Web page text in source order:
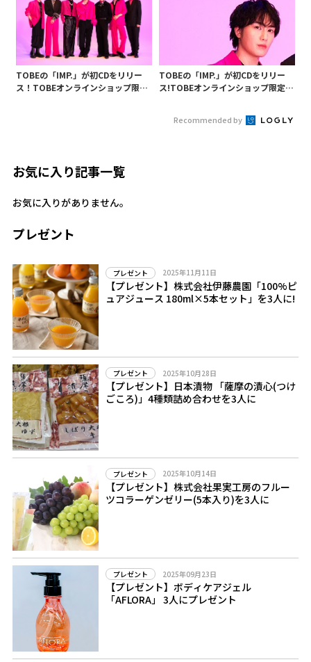
TOBEの「IMP.」が初CDをリリー
ス！TOBEオンラインショップ限定
TOBEの「IMP.」が初CDをリリー
ス!TOBEオンラインショップ限定で
Recommended by
お気に入り記事一覧
お気に入りがありません。
プレゼント
プレゼント 2025年11月11日
【プレゼント】株式会社伊藤農園「100%ピ
ュアジュース 180ml×5本セット」を3人に!
プレゼント 2025年10月28日
【プレゼント】日本漬物 「薩摩の漬心(つけ
ごころ)」4種類詰め合わせを3人に
プレゼント 2025年10月14日
【プレゼント】株式会社果実工房のフルー
ツコラーゲンゼリー(5本入り)を3人に
プレゼント 2025年09月23日
【プレゼント】ボディケアジェル
「AFLORA」 3人にプレゼント